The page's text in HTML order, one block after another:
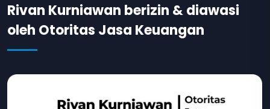
Rivan Kurniawan berizin & diawasi
oleh Otoritas Jasa Keuangan